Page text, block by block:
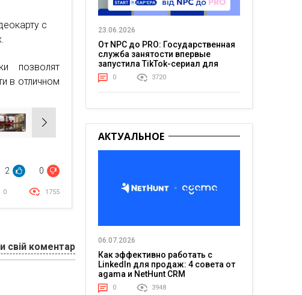
с
позволят
в отличном
2 0
0 1755
свій коментар
23.06.2026
От NPC до PRO: Государственная
служба занятости впервые
запустила TikTok-сериал для
молодежи
0 3720
АКТУАЛЬНОЕ
06.07.2026
Как эффективно работать с
LinkedIn для продаж: 4 совета от
agama и NetHunt CRM
0 3948